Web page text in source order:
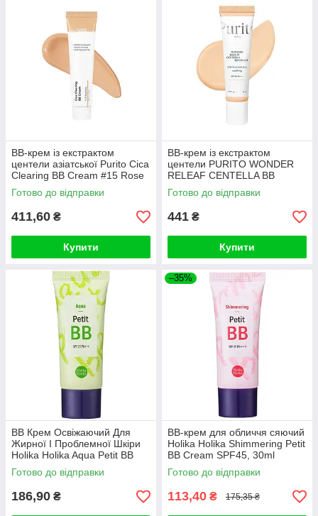
BB-крем із екстрактом
центели азіатської Purito Cica
Clearing BB Cream #15 Rose
Ivory 30ml
Готово до відправки
411,60 ₴
Купити
BB-крем із екстрактом
центели PURITO WONDER
RELEAF CENTELLA BB
Cream #13 Neutral Ivory 30ml
Готово до відправки
441 ₴
Купити
BB Крем Освіжаючий Для
Жирної І Проблемної Шкіри
Holika Holika Aqua Petit BB
Cream SPF25++
Готово до відправки
186,90 ₴
–35%
BB-крем для обличчя сяючий
Holika Holika Shimmering Petit
BB Cream SPF45, 30ml
Готово до відправки
113,40 ₴ 175,35 ₴